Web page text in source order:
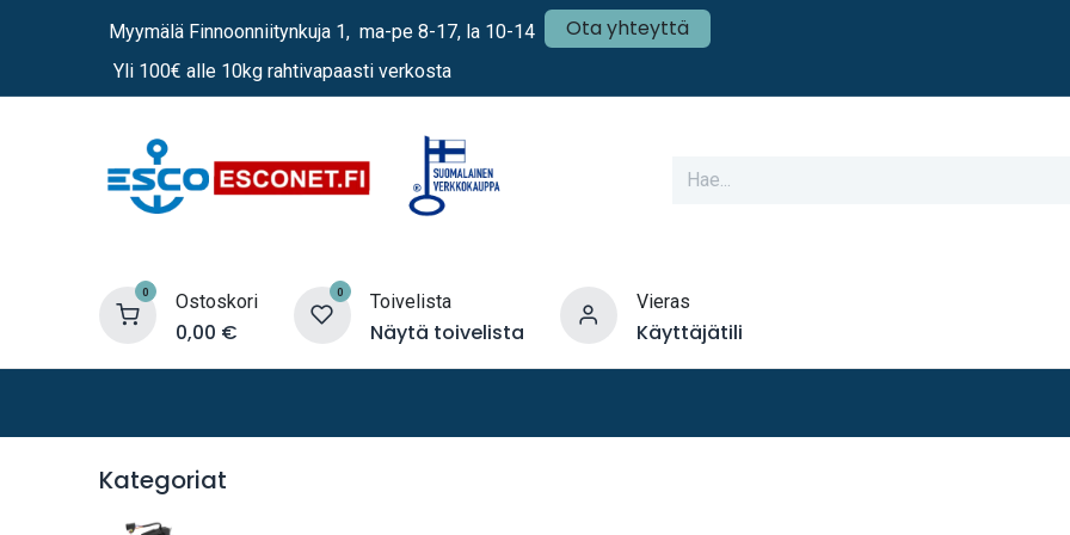
Myymälä Finnoonniitynkuja 1, ma-pe 8-17, la 10-14 Ota yhteyttä
Yli 100€ alle 10kg rahtivapaasti verkosta
0 Ostoskori
0,00 €
0 Toivelista
Näytä toivelista
Vieras
Käyttäjätili
Kategoriat